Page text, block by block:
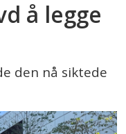
å legge
den nå siktede